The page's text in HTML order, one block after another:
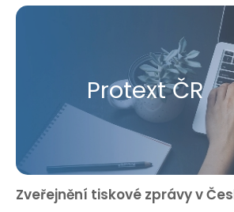
Protext ČR
Zveřejnění tiskové zprávy v